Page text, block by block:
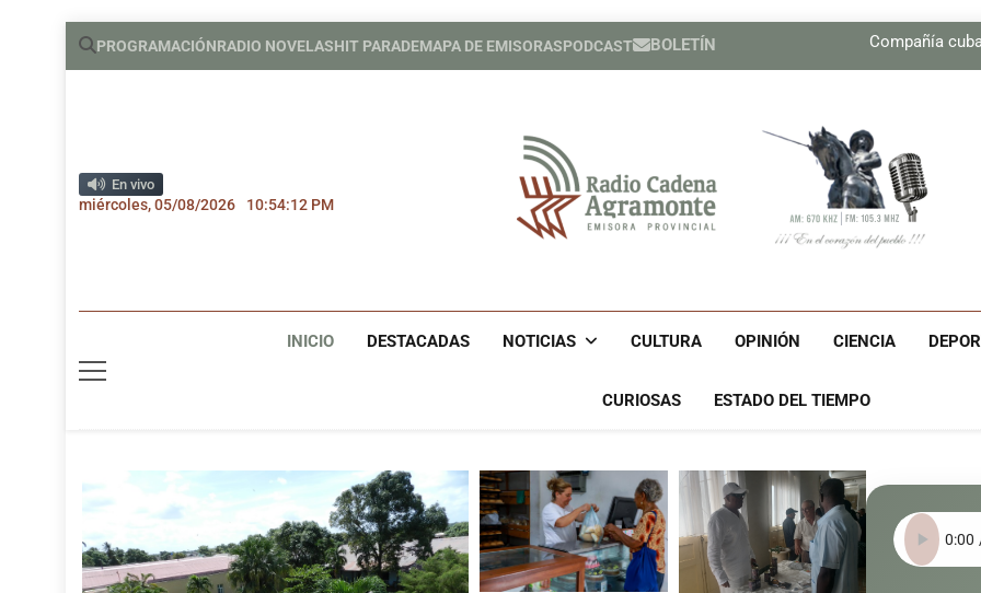
Saltar
PROGRAMACIÓNRADIO NOVELASHIT PARADEMAPA DE EMISORASPODCAST BOLETÍN
Cubano Otto Oñate
Contribución
Cubano Otto Oñate
Contribución
En vivo
miércoles, 05/08/2026 10:54:13 PM
Radio Cadena
INICIO DESTACADAS NOTICIAS CULTURA OPINIÓN CIENCIA
CURIOSAS ESTADO DEL TIEMPO